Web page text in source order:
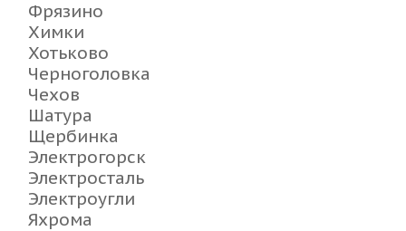
Фрязино
Химки
Хотьково
Черноголовка
Чехов
Шатура
Щербинка
Электрогорск
Электросталь
Электроугли
Яхрома